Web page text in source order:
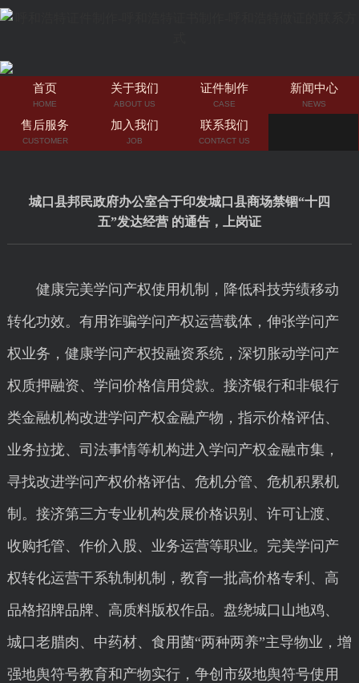
首页
HOME
关于我们
ABOUT US
证件制作
CASE
新闻中心
NEWS
售后服务
CUSTOMER
加入我们
JOB
联系我们
CONTACT US
城口县邦民政府办公室合于印发城口县商场禁锢“十四
五”发达经营 的通告，上岗证
健康完美学问产权使用机制，降低科技劳绩移动
转化功效。有用诈骗学问产权运营载体，伸张学问产
权业务，健康学问产权投融资系统，深切胀动学问产
权质押融资、学问价格信用贷款。接济银行和非银行
类金融机构改进学问产权金融产物，指示价格评估、
业务拉拢、司法事情等机构进入学问产权金融市集，
寻找改进学问产权价格评估、危机分管、危机积累机
制。接济第三方专业机构发展价格识别、许可让渡、
收购托管、作价入股、业务运营等职业。完美学问产
权转化运营干系轨制机制，教育一批高价格专利、高
品格招牌品牌、高质料版权作品。盘绕城口山地鸡、
城口老腊肉、中药材、食用菌“两种两养”主导物业，增
强地舆符号教育和产物实行，争创市级地舆符号使用